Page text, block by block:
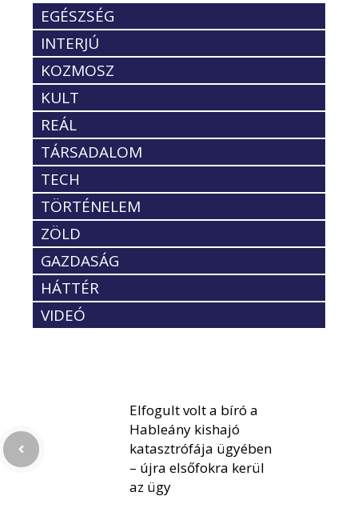
EGÉSZSÉG
INTERJÚ
KOZMOSZ
KULT
REÁL
TÁRSADALOM
TECH
TÖRTÉNELEM
ZÖLD
GAZDASÁG
HÁTTÉR
VIDEÓ
Elfogult volt a bíró a
Hableány kishajó
katasztrófája ügyében
– újra elsőfokra kerül
az ügy